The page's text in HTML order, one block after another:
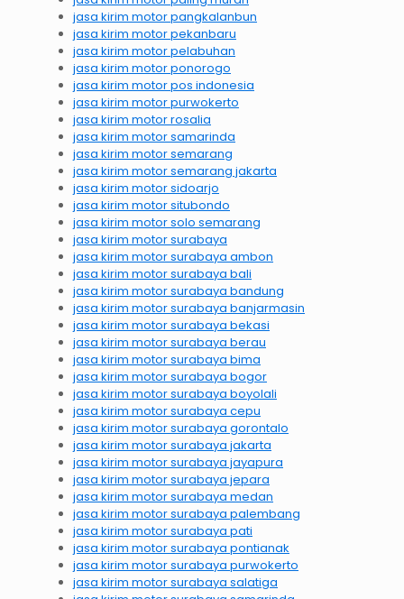
jasa kirim motor pangkalanbun
jasa kirim motor pekanbaru
jasa kirim motor pelabuhan
jasa kirim motor ponorogo
jasa kirim motor pos indonesia
jasa kirim motor purwokerto
jasa kirim motor rosalia
jasa kirim motor samarinda
jasa kirim motor semarang
jasa kirim motor semarang jakarta
jasa kirim motor sidoarjo
jasa kirim motor situbondo
jasa kirim motor solo semarang
jasa kirim motor surabaya
jasa kirim motor surabaya ambon
jasa kirim motor surabaya bali
jasa kirim motor surabaya bandung
jasa kirim motor surabaya banjarmasin
jasa kirim motor surabaya bekasi
jasa kirim motor surabaya berau
jasa kirim motor surabaya bima
jasa kirim motor surabaya bogor
jasa kirim motor surabaya boyolali
jasa kirim motor surabaya cepu
jasa kirim motor surabaya gorontalo
jasa kirim motor surabaya jakarta
jasa kirim motor surabaya jayapura
jasa kirim motor surabaya jepara
jasa kirim motor surabaya medan
jasa kirim motor surabaya palembang
jasa kirim motor surabaya pati
jasa kirim motor surabaya pontianak
jasa kirim motor surabaya purwokerto
jasa kirim motor surabaya salatiga